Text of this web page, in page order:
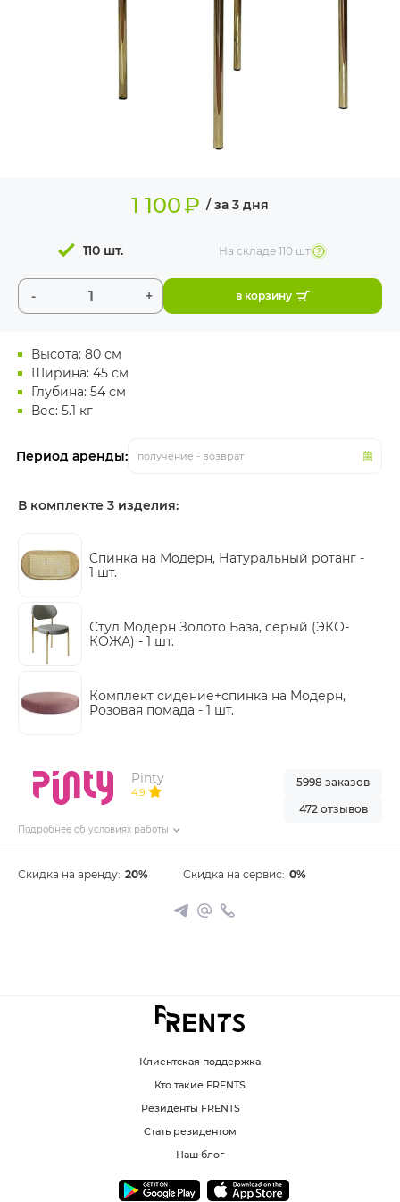
ОБОРУДОВАНИЕ
Высота: 80 см
Ширина: 45 см
Глубина: 54 см
Вес: 5.1 кг
Период аренды: получение - возврат
1 100₽ / за 3 дня
- +
110 шт. На складе110 шт
в корзину
В комплекте 3 изделия:
Cпинка на Модерн, Натуральный ротанг -
1 шт.
Стул Модерн Золото База, серый (ЭКО-
КОЖА) - 1 шт.
Комплект сидение+спинка на Модерн,
Розовая помада - 1 шт.
Pinty
4.9
Подробнее об условиях работы
5998 заказов
472 отзывов
Скидка на аренду: 20% Скидка на сервис: 0%
Клиентская поддержка
Кто такие FRENTS
Резиденты FRENTS
Стать резидентом
Наш блог